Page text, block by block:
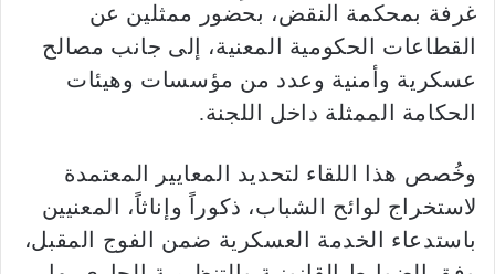
غرفة بمحكمة النقض، بحضور ممثلين عن
القطاعات الحكومية المعنية، إلى جانب مصالح
عسكرية وأمنية وعدد من مؤسسات وهيئات
الحكامة الممثلة داخل اللجنة.
وخُصص هذا اللقاء لتحديد المعايير المعتمدة
لاستخراج لوائح الشباب، ذكوراً وإناثاً، المعنيين
باستدعاء الخدمة العسكرية ضمن الفوج المقبل،